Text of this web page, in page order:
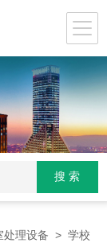
处理设备 >学校